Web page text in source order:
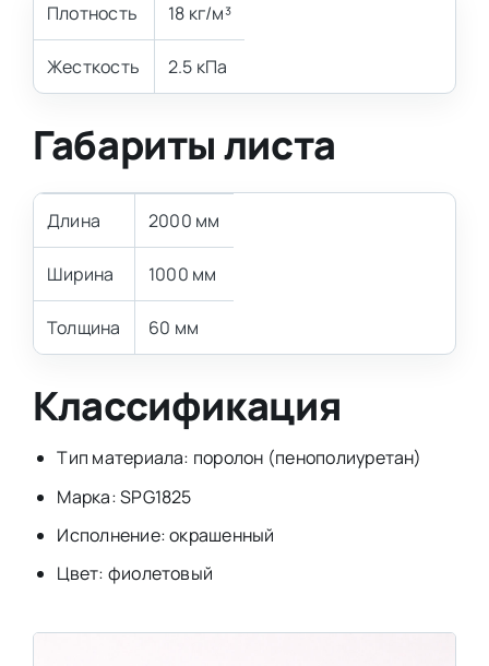
Плотность 18 кг/м³
Жесткость 2.5 кПа
Габариты листа
Длина 2000 мм
Ширина 1000 мм
Толщина 60 мм
Классификация
Тип материала: поролон (пенополиуретан)
Марка: SPG1825
Исполнение: окрашенный
Цвет: фиолетовый